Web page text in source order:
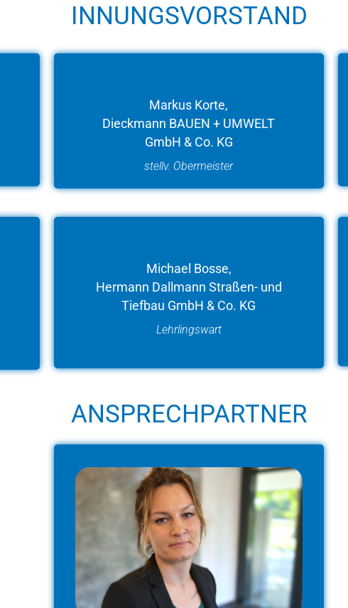
INNUNGSVORSTAND
Markus Korte,
Dieckmann BAUEN + UMWELT
GmbH & Co. KG
stellv. Obermeister
Michael Bosse,
Hermann Dallmann Straßen- und
Tiefbau GmbH & Co. KG
Lehrlingswart
ANSPRECHPARTNER